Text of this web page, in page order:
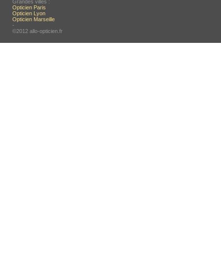
Grandes villes :
Opticien Paris
Opticien Lyon
Opticien Marseille
-
©2012 allo-opticien.fr